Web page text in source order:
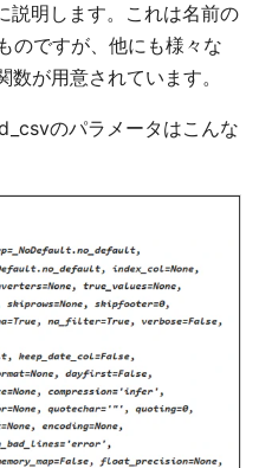
説明します。これは名前の
のですが、他にも様々な
が用意されています。
のパラメータはこんな